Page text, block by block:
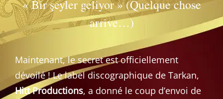
« Bir şeyler geliyor » (Quelque chose
arrive…)
Maintenant, le secret est officiellement
dévoilé ! Le label discographique de Tarkan,
Hitt Productions, a donné le coup d’envoi de